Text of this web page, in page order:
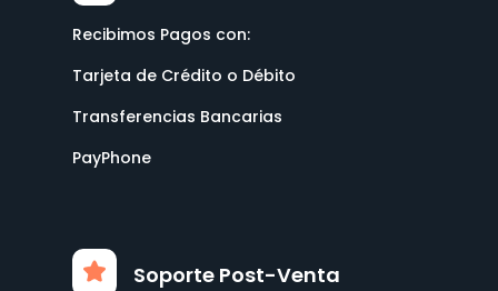
Recibimos Pagos con:
Tarjeta de Crédito o Débito
Transferencias Bancarias
PayPhone
Soporte Post-Venta